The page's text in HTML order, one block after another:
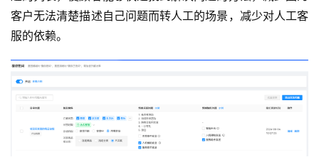
客户无法清楚描述自己问题而转人工的场景，减少对人工客
服的依赖。